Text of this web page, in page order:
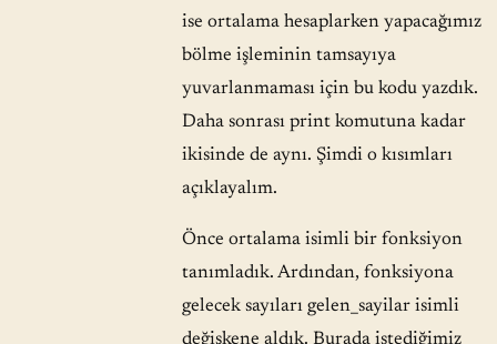
ise ortalama hesaplarken yapacağımız
bölme işleminin tamsayıya
yuvarlanmaması için bu kodu yazdık.
Daha sonrası print komutuna kadar
ikisinde de aynı. Şimdi o kısımları
açıklayalım.
Önce ortalama isimli bir fonksiyon
tanımladık. Ardından, fonksiyona
gelecek sayıları gelen_sayilar isimli
değişkene aldık. Burada istediğimiz